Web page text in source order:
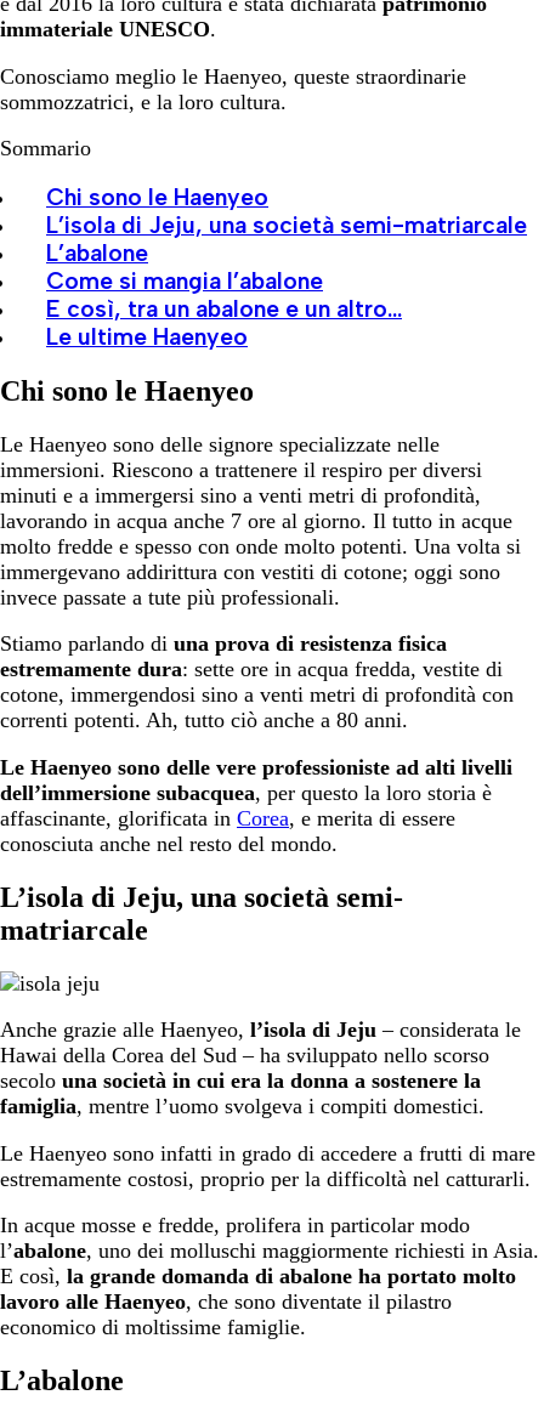
immateriale UNESCO.
Conosciamo meglio le Haenyeo, queste straordinarie
sommozzatrici, e la loro cultura.
Sommario
Chi sono le Haenyeo
L’isola di Jeju, una società semi-matriarcale
L’abalone
Come si mangia l’abalone
E così, tra un abalone e un altro…
Le ultime Haenyeo
Chi sono le Haenyeo
Le Haenyeo sono delle signore specializzate nelle
immersioni. Riescono a trattenere il respiro per diversi
minuti e a immergersi sino a venti metri di profondità,
lavorando in acqua anche 7 ore al giorno. Il tutto in acque
molto fredde e spesso con onde molto potenti. Una volta si
immergevano addirittura con vestiti di cotone; oggi sono
invece passate a tute più professionali.
Stiamo parlando di una prova di resistenza fisica
estremamente dura: sette ore in acqua fredda, vestite di
cotone, immergendosi sino a venti metri di profondità con
correnti potenti. Ah, tutto ciò anche a 80 anni.
Le Haenyeo sono delle vere professioniste ad alti livelli
dell’immersione subacquea, per questo la loro storia è
affascinante, glorificata in Corea, e merita di essere
conosciuta anche nel resto del mondo.
L’isola di Jeju, una società semi-
matriarcale
Anche grazie alle Haenyeo, l’isola di Jeju – considerata le
Hawai della Corea del Sud – ha sviluppato nello scorso
secolo una società in cui era la donna a sostenere la
famiglia, mentre l’uomo svolgeva i compiti domestici.
Le Haenyeo sono infatti in grado di accedere a frutti di mare
estremamente costosi, proprio per la difficoltà nel catturarli.
In acque mosse e fredde, prolifera in particolar modo
l’abalone, uno dei molluschi maggiormente richiesti in Asia.
E così, la grande domanda di abalone ha portato molto
lavoro alle Haenyeo, che sono diventate il pilastro
economico di moltissime famiglie.
L’abalone